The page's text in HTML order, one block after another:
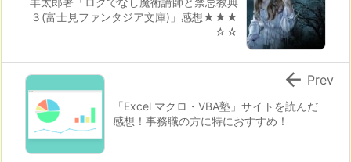
３(富士見ファンタジア文庫)」感想★★★
☆☆
「Excel マクロ・VBA塾」サイトを読んだ
感想！事務職の方に特におすすめ！
 Prev